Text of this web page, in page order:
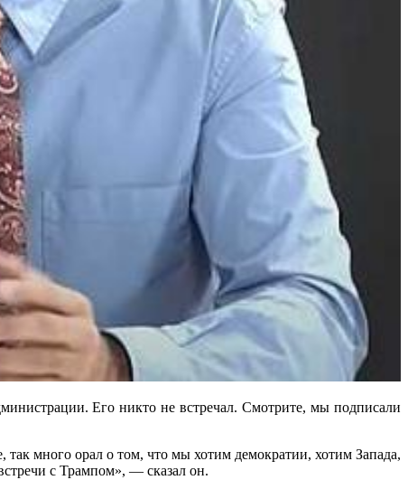
Его никто не встречал. Смотрите, мы подписали
много орал о том, что мы хотим демократии, хотим Запада,
с Трампом», — сказал он.